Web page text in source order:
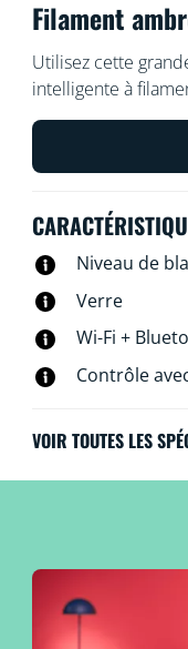
Filament
Utilisez cette
intelligente à
donner une
Utilisez
l'intensité
Niveau de
Verre
Wi-Fi +
Contrôle
VOIR TOUTES LES